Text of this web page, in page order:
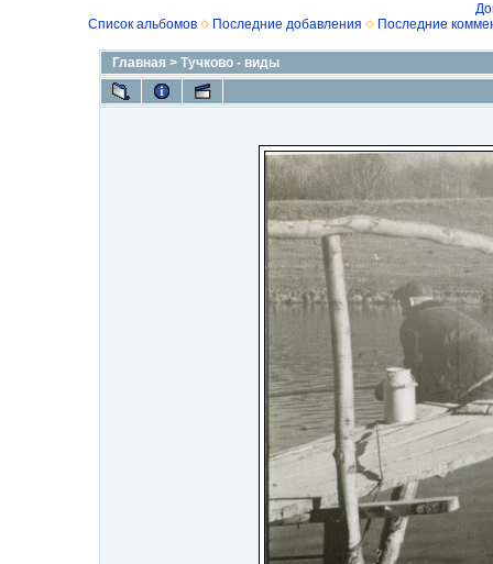
Список альбомов
Последние добавления Последние
Главная > Тучково - виды